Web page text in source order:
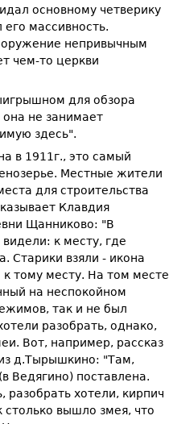
основному четверику
массивность.
непривычным
чем-то церкви
для обзора
не занимает
здесь".
в 1911г., это самый
Местные жители
для строительства
Клавдия
Щанниково: "В
к месту, где
Старики взяли - икона
тому месту. На том месте
на неспокойном
так и не был
разобрать, однако,
Вот, например, рассказ
д.Тырышкино: "Там,
Ведягино) поставлена.
разобрать хотели, кирпич
столько вышло змея, что